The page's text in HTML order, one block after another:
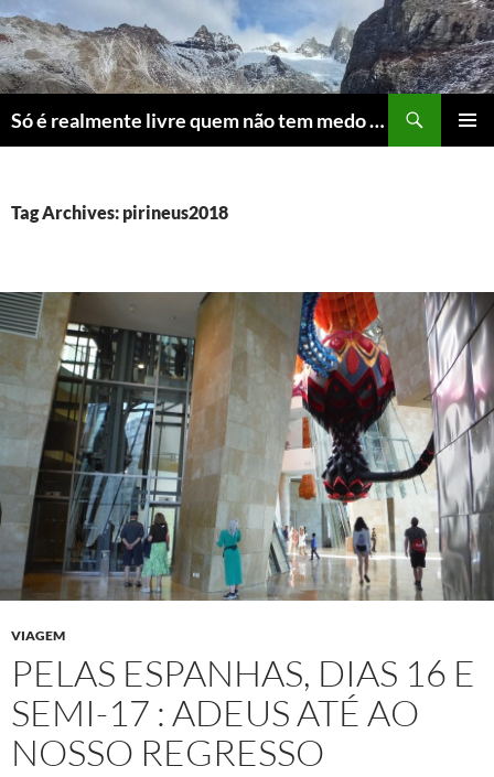
Skip
to
content
Só é realmente livre quem não tem medo do ridículo
Tag Archives: pirineus2018
VIAGEM
PELAS ESPANHAS, DIAS 16 E
SEMI-17 : ADEUS ATÉ AO
NOSSO REGRESSO